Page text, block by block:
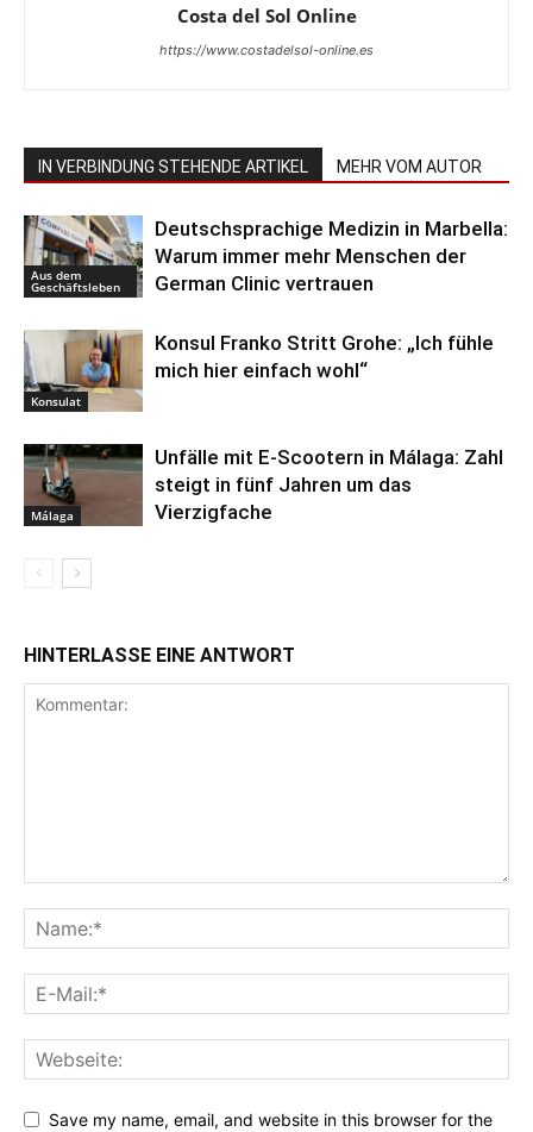
Costa del Sol Online
https://www.costadelsol-online.es
IN VERBINDUNG STEHENDE ARTIKEL MEHR VOM AUTOR
Aus dem
Geschäftsleben
Deutschsprachige Medizin in Marbella:
Warum immer mehr Menschen der
German Clinic vertrauen
Konsulat
Konsul Franko Stritt Grohe: „Ich fühle
mich hier einfach wohl“
Málaga
Unfälle mit E-Scootern in Málaga: Zahl
steigt in fünf Jahren um das
Vierzigfache
HINTERLASSE EINE ANTWORT
Save my name, email, and website in this browser for the